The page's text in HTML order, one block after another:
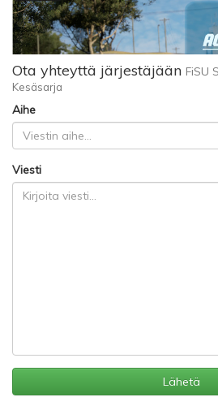
Ota yhteyttä järjestäjään FiSU
Kesäsarja
Aihe
Viesti
Lähetä